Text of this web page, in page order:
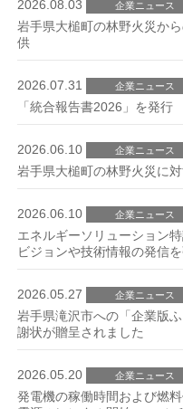
2026.08.03 企業ニュース
岩手県大槌町の林野火災か
供
2026.07.31 企業ニュース
「統合報告書2026」を発行
2026.06.10 企業ニュース
岩手県大槌町の林野火災に
2026.06.10 企業ニュース
エネルギーソリューション
ビジョンや技術情報の発信
2026.05.27 企業ニュース
岩手県滝沢市への「企業版
謝状が贈呈されました
2026.05.20 企業ニュース
発電機の稼働時間および燃